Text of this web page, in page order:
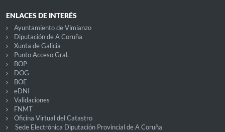
ENLACES DE INTERÉS
Ayuntamiento de Vimianzo
Diputación de A Coruña
Xunta de Galicia
Punto Acceso Gral.
BOP
DOG
BOE
eDNI
Validaciones
FNMT
Oficina Virtual del Catastro
Sede Electrónica Diputación Provincial de A Coruña